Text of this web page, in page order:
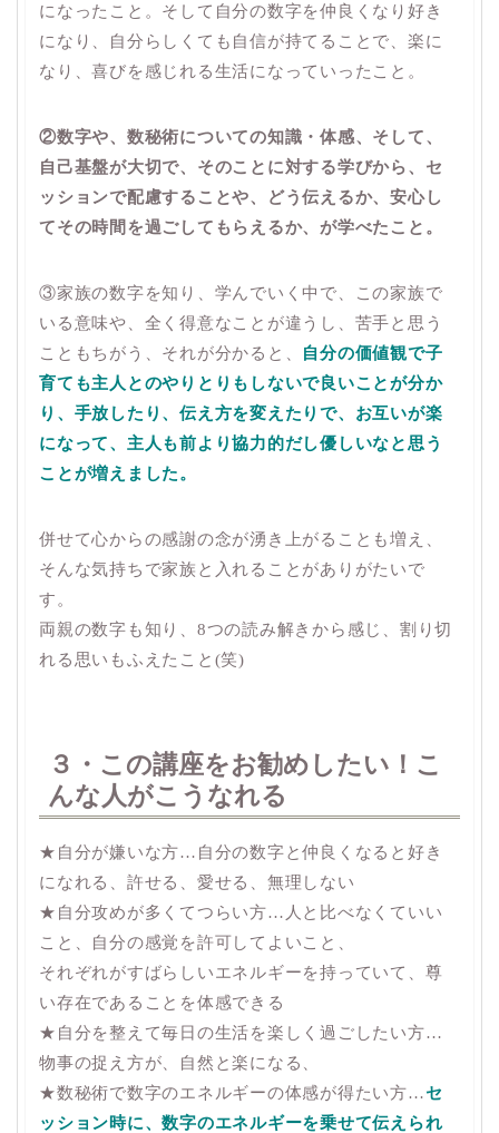
になったこと。そして自分の数字を仲良くなり好き
になり、自分らしくても自信が持てることで、楽に
なり、喜びを感じれる生活になっていったこと。
②数字や、数秘術についての知識・体感、そして、
自己基盤が大切で、そのことに対する学びから、セ
ッションで配慮することや、どう伝えるか、安心し
てその時間を過ごしてもらえるか、が学べたこと。
③家族の数字を知り、学んでいく中で、この家族で
いる意味や、全く得意なことが違うし、苦手と思う
こともちがう、それが分かると、 自分の価値観で子
育ても主人とのやりとりもしないで良いことが分か
り、手放したり、伝え方を変えたりで、お互いが楽
になって、主人も前より協力的だし優しいなと思う
ことが増えました。
併せて心からの感謝の念が湧き上がることも増え、
そんな気持ちで家族と入れることがありがたいで
す。
両親の数字も知り、8つの読み解きから感じ、割り切
れる思いもふえたこと(笑)
３・この講座をお勧めしたい！こ
んな人がこうなれる
★自分が嫌いな方…自分の数字と仲良くなると好き
になれる、許せる、愛せる、無理しない
★自分攻めが多くてつらい方…人と比べなくていい
こと、自分の感覚を許可してよいこと、
それぞれがすばらしいエネルギーを持っていて、尊
い存在であることを体感できる
★自分を整えて毎日の生活を楽しく過ごしたい方…
物事の捉え方が、自然と楽になる、
★数秘術で数字のエネルギーの体感が得たい方…セ
ッション時に、数字のエネルギーを乗せて伝えられ